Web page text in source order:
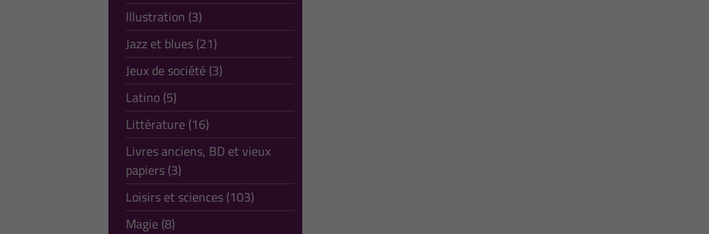
Illustration (3)
Jazz et blues (21)
Jeux de société (3)
Latino (5)
Littérature (16)
Livres anciens, BD et vieux
papiers (3)
Loisirs et sciences (103)
Magie (8)